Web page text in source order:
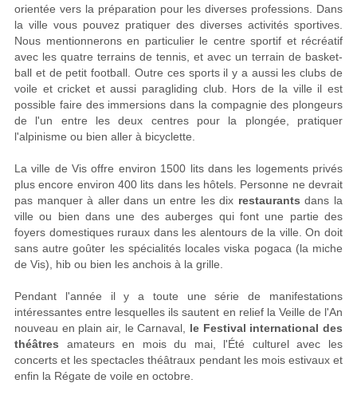
orientée vers la préparation pour les diverses professions. Dans
la ville vous pouvez pratiquer des diverses activités sportives.
Nous mentionnerons en particulier le centre sportif et récréatif
avec les quatre terrains de tennis, et avec un terrain de basket-
ball et de petit football. Outre ces sports il y a aussi les clubs de
voile et cricket et aussi paragliding club. Hors de la ville il est
possible faire des immersions dans la compagnie des plongeurs
de l'un entre les deux centres pour la plongée, pratiquer
l'alpinisme ou bien aller à bicyclette.
La ville de Vis offre environ 1500 lits dans les logements privés
plus encore environ 400 lits dans les hôtels. Personne ne devrait
pas manquer à aller dans un entre les dix restaurants dans la
ville ou bien dans une des auberges qui font une partie des
foyers domestiques ruraux dans les alentours de la ville. On doit
sans autre goûter les spécialités locales viska pogaca (la miche
de Vis), hib ou bien les anchois à la grille.
Pendant l'année il y a toute une série de manifestations
intéressantes entre lesquelles ils sautent en relief la Veille de l'An
nouveau en plain air, le Carnaval, le Festival international des
théâtres amateurs en mois du mai, l'Été culturel avec les
concerts et les spectacles théâtraux pendant les mois estivaux et
enfin la Régate de voile en octobre.